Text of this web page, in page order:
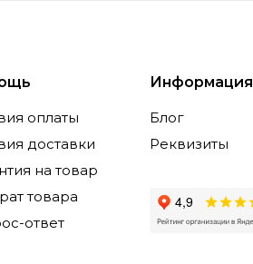
оплаты
доставки
на товар
товара
ответ
Информация
Блог
Реквизиты